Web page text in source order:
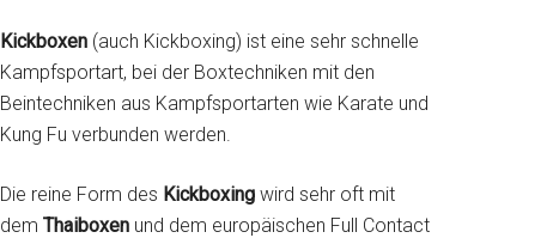
Kickboxen (auch Kickboxing) ist eine sehr schnelle
Kampfsportart, bei der Boxtechniken mit den
Beintechniken aus Kampfsportarten wie Karate und
Kung Fu verbunden werden.
Die reine Form des Kickboxing wird sehr oft mit
dem Thaiboxen und dem europäischen Full Contact